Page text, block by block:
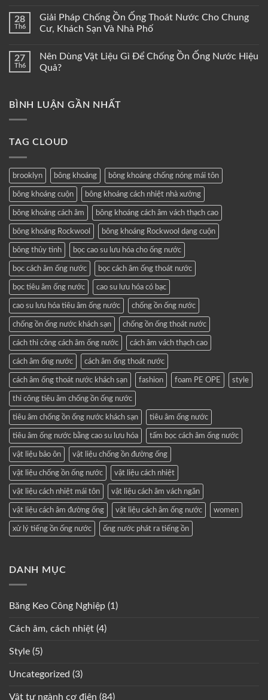
28
Th6
Giải Pháp Chống Ồn Ống Thoát Nước Cho Chung
Cư, Khách Sạn Và Nhà Phố
27
Th6
Nên Dùng Vật Liệu Gì Để Chống Ồn Ống Nước Hiệu
Quả?
BÌNH LUẬN GẦN NHẤT
TAG CLOUD
brooklyn bông khoáng bông khoáng chống nóng mái tôn
bông khoáng cuộn bông khoáng cách nhiệt nhà xưởng
bông khoáng cách âm bông khoáng cách âm vách thạch cao
bông khoáng Rockwool bông khoáng Rockwool dạng cuộn
bông thủy tinh bọc cao su lưu hóa cho ống nước
bọc cách âm ống nước bọc cách âm ống thoát nước
bọc tiêu âm ống nước cao su lưu hóa có bạc
cao su lưu hóa tiêu âm ống nước chống ồn ống nước
chống ồn ống nước khách sạn chống ồn ống thoát nước
cách thi công cách âm ống nước cách âm vách thạch cao
cách âm ống nước cách âm ống thoát nước
cách âm ống thoát nước khách sạn fashion foam PE OPE style
thi công tiêu âm chống ồn ống nước
tiêu âm chống ồn ống nước khách sạn tiêu âm ống nước
tiêu âm ống nước bằng cao su lưu hóa tấm bọc cách âm ống nước
vật liệu bảo ôn vật liệu chống ồn đường ống
vật liệu chống ồn ống nước vật liệu cách nhiệt
vật liệu cách nhiệt mái tôn vật liệu cách âm vách ngăn
vật liệu cách âm đường ống vật liệu cách âm ống nước women
xử lý tiếng ồn ống nước ống nước phát ra tiếng ồn
DANH MỤC
Băng Keo Công Nghiệp (1)
Cách âm, cách nhiệt (4)
Style (5)
Uncategorized (3)
Vật tư ngành cơ điện (84)